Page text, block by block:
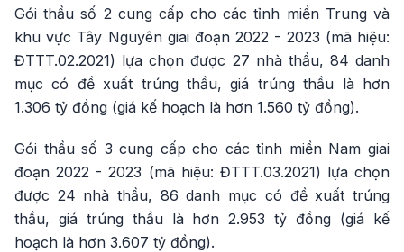
Gói thầu số 2 cung cấp cho các tỉnh miền Trung và
khu vực Tây Nguyên giai đoạn 2022 - 2023 (mã hiệu:
ĐTTT.02.2021) lựa chọn được 27 nhà thầu, 84 danh
mục có đề xuất trúng thầu, giá trúng thầu là hơn
1.306 tỷ đồng (giá kế hoạch là hơn 1.560 tỷ đồng).
Gói thầu số 3 cung cấp cho các tỉnh miền Nam giai
đoạn 2022 - 2023 (mã hiệu: ĐTTT.03.2021) lựa chọn
được 24 nhà thầu, 86 danh mục có đề xuất trúng
thầu, giá trúng thầu là hơn 2.953 tỷ đồng (giá kế
hoạch là hơn 3.607 tỷ đồng).